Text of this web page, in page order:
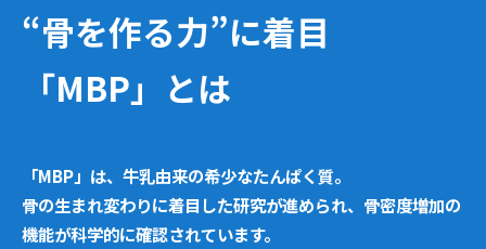
“骨を作る力”に着目
「MBP」とは
「MBP」は、牛乳由来の希少なたんぱく質。
骨の生まれ変わりに着目した研究が進められ、骨密度増加の
機能が科学的に確認されています。